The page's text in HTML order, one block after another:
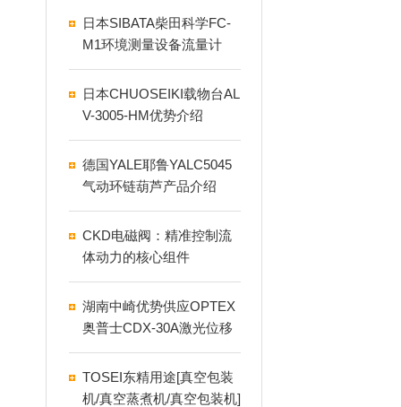
日本SIBATA柴田科学FC-
M1环境测量设备流量计
日本CHUOSEIKI载物台AL
V-3005-HM优势介绍
德国YALE耶鲁YALC5045
气动环链葫芦产品介绍
CKD电磁阀：精准控制流
体动力的核心组件
湖南中崎优势供应OPTEX
奥普士CDX-30A激光位移
传感器
TOSEI东精用途[真空包装
机/真空蒸煮机/真空包装机]